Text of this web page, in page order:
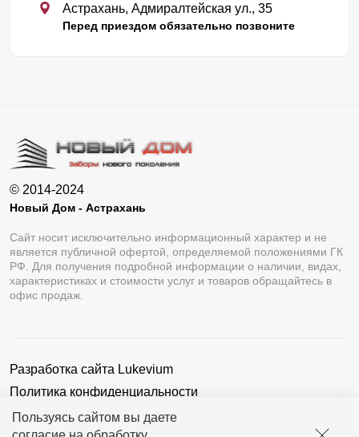
Пользуясь сайтом вы даете
Астрахань, Адмиралтейская ул., 35
Перед приездом обязательно позвоните
© 2014-2024
Новый Дом - Астрахань
Сайт носит исключительно информационный характер и не
является публичной офертой, определяемой положениями ГК
РФ. Для получения подробной информации о наличии, видах,
характеристиках и стоимости услуг и товаров обращайтесь в
офис продаж.
Разработка сайта Lukevium
Политика конфиденциальности
Пользовательское соглашение